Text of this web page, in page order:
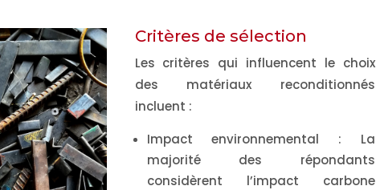
Critères de sélection
Les critères qui influencent le choix
des matériaux reconditionnés
incluent :
Impact environnemental : La
majorité des répondants
considèrent l’impact carbone